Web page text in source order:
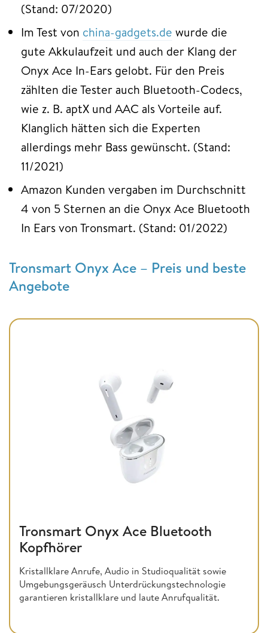
(Stand: 07/2020)
Im Test von china-gadgets.de wurde die
gute Akkulaufzeit und auch der Klang der
Onyx Ace In-Ears gelobt. Für den Preis
zählten die Tester auch Bluetooth-Codecs,
wie z. B. aptX und AAC als Vorteile auf.
Klanglich hätten sich die Experten
allerdings mehr Bass gewünscht. (Stand:
11/2021)
Amazon Kunden vergaben im Durchschnitt
4 von 5 Sternen an die Onyx Ace Bluetooth
In Ears von Tronsmart. (Stand: 01/2022)
Tronsmart Onyx Ace – Preis und beste
Angebote
Tronsmart Onyx Ace Bluetooth
Kopfhörer
Kristallklare Anrufe, Audio in Studioqualität sowie
Umgebungsgeräusch Unterdrückungstechnologie
garantieren kristallklare und laute Anrufqualität.